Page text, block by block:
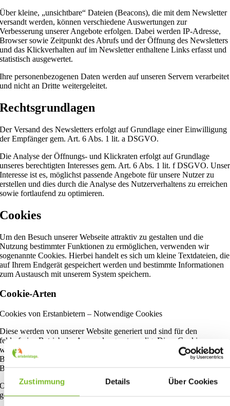
Zustimmung Details Über Cookies
Über kleine, „unsichtbare“ Dateien (Beacons), die mit dem Newsletter
versandt werden, können verschiedene Auswertungen zur
Verbesserung unserer Angebote erfolgen. Dabei werden IP-Adresse,
Browser sowie Zeitpunkt des Abrufs und der Öffnung des Newsletters
und das Klickverhalten auf im Newsletter enthaltene Links erfasst und
statistisch ausgewertet.
Ihre personenbezogenen Daten werden auf unseren Servern verarbeitet
und nicht an Dritte weitergeleitet.
Rechtsgrundlagen
Der Versand des Newsletters erfolgt auf Grundlage einer Einwilligung
der Empfänger gem. Art. 6 Abs. 1 lit. a DSGVO.
Die Analyse der Öffnungs- und Klickraten erfolgt auf Grundlage
unseres berechtigten Interesses gem. Art. 6 Abs. 1 lit. f DSGVO. Unser
Interesse ist es, möglichst passende Angebote für unsere Nutzer zu
erstellen und dies durch die Analyse des Nutzerverhaltens zu erreichen
sowie fortlaufend zu optimieren.
Cookies
Um den Besuch unserer Webseite attraktiv zu gestalten und die
Nutzung bestimmter Funktionen zu ermöglichen, verwenden wir
sogenannte Cookies. Hierbei handelt es sich um kleine Textdateien, die
auf Ihrem Endgerät gespeichert werden und bestimmte Informationen
zum Austausch mit unserem System speichern.
Cookie-Arten
Cookies von Erstanbietern – Notwendige Cookies
Diese werden von unserer Website generiert und sind für den
fehlerfreien Betrieb der Anwendung notwendig. Diese Cookies
werden auch Session-Cookies bzw. transient genannt und werden nach
Beendigung der Browser-Sitzung, also nach dem Schließen des
Browsers, automatisch gelöscht.
Ohne diese Cookies ist der fehlerfreie Betrieb der Website nicht
gewährleistet.